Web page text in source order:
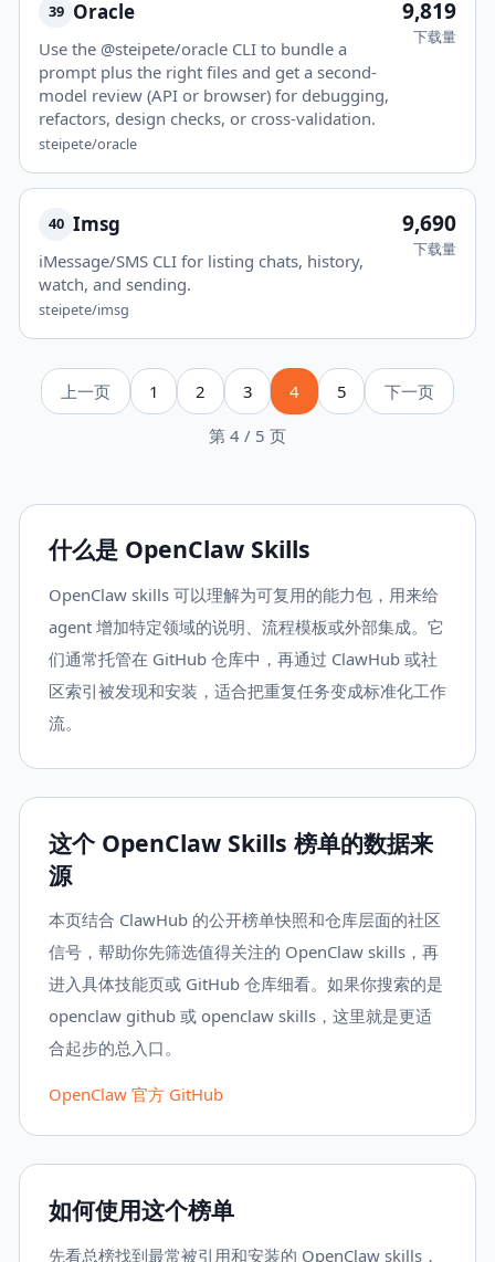
39 Oracle
Use the @steipete/oracle CLI to bundle a
prompt plus the right files and get a second-
model review (API or browser) for debugging,
refactors, design checks, or cross-validation.
steipete/oracle
9,819
下载量
40 Imsg
iMessage/SMS CLI for listing chats, history,
watch, and sending.
steipete/imsg
9,690
下载量
上一页 1 2 3 4 5 下一页
第 4 / 5 页
什么是 OpenClaw Skills
OpenClaw skills 可以理解为可复用的能力包，用来给
agent 增加特定领域的说明、流程模板或外部集成。它
们通常托管在 GitHub 仓库中，再通过 ClawHub 或社
区索引被发现和安装，适合把重复任务变成标准化工作
流。
这个 OpenClaw Skills 榜单的数据来
源
本页结合 ClawHub 的公开榜单快照和仓库层面的社区
信号，帮助你先筛选值得关注的 OpenClaw skills，再
进入具体技能页或 GitHub 仓库细看。如果你搜索的是
openclaw github 或 openclaw skills，这里就是更适
合起步的总入口。
OpenClaw 官方 GitHub
如何使用这个榜单
先看总榜找到最常被引用和安装的 OpenClaw skills，